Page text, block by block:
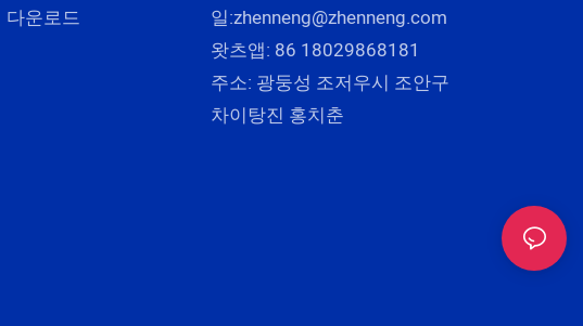
다운로드
일:zhenneng@zhenneng.com
왓츠앱: 86 18029868181
주소: 광둥성 조저우시 조안구
차이탕진 홍치춘